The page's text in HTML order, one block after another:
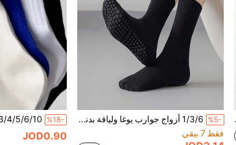
الشتاء. هدية عيد الأم 24 قطعة/20 قطعة/1 %5-
1/3/6 أزواج جوارب يوغا ولياقة بدنية للنساء، جوارب رياضية بقاع مبطن، مناسبة لتمارين البيلاتس والجري ورفع الأثقال وتدريبات اللياقة البدنية الأرضية في جميع الفصول، ضرورية للمنزل والاستوديو، تصميم مريح.
فقط 7 بيقي
%18-
JOD0.90